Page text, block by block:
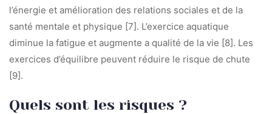
l’énergie et amélioration des relations sociales et de la
santé mentale et physique [7]. L’exercice aquatique
diminue la fatigue et augmente a qualité de la vie [8]. Les
exercices d’équilibre peuvent réduire le risque de chute
[9].
Quels sont les risques ?